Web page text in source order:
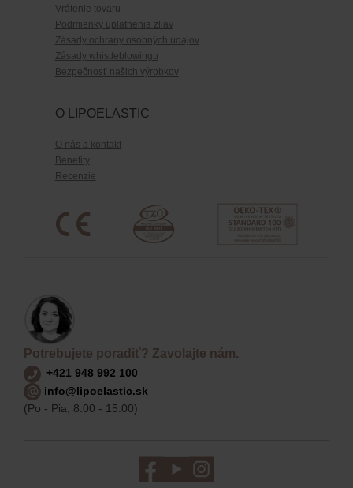
Vrátenie tovaru
Podmienky uplatnenia zliav
Zásady ochrany osobných údajov
Zásady whistleblowingu
Bezpečnosť našich výrobkov
O LIPOELASTIC
O nás a kontakt
Benefity
Recenzie
Potrebujete poradiť? Zavolajte nám.
+421 948 992 100
info@lipoelastic.sk
(Po - Pia, 8:00 - 15:00)